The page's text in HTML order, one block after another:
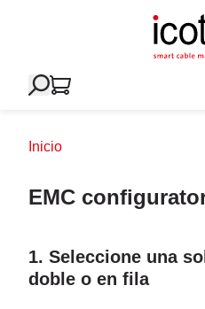
Inicio
EMC
1. Seleccione una
doble o en fila